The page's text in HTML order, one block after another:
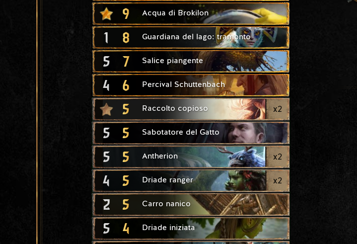
9 Acqua di Brokilon
1 8 Guardiana del lago: tramonto
5 7 Salice piangente
4 6 Percival Schuttenbach
5 Raccolto copioso x2
5 5 Sabotatore del Gatto
5 5 Antherion x2
4 5 Driade ranger x2
2 5 Carro nanico
5 4 Driade iniziata